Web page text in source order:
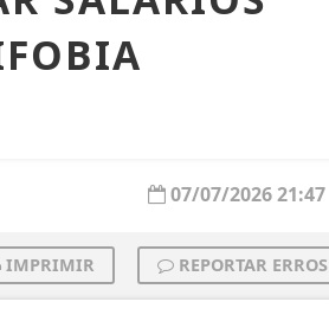
07/07/2026 21:47
IMPRIMIR REPORTAR ERROS